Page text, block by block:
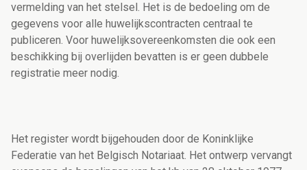
vermelding van het stelsel. Het is de bedoeling om de
gegevens voor alle huwelijkscontracten centraal te
publiceren. Voor huwelijksovereenkomsten die ook een
beschikking bij overlijden bevatten is er geen dubbele
registratie meer nodig.
Het register wordt bijgehouden door de Koninklijke
Federatie van het Belgisch Notariaat. Het ontwerp vervangt